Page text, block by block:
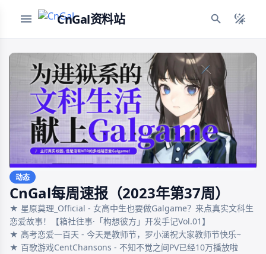
CnGal资料站
动态
CnGal每周速报（2023年第37周）
★ 星原莫理_Official - 女高中生也要做Galgame？来点真实文科生
恋爱故事！【箱社往事·「构想彼方」开发手记Vol.01】
★ 高考恋爱一百天 - 今天是教师节，罗小涵祝大家教师节快乐~
★ 百歌游戏CentChansons - 不知不觉之间PV已经10万播放啦